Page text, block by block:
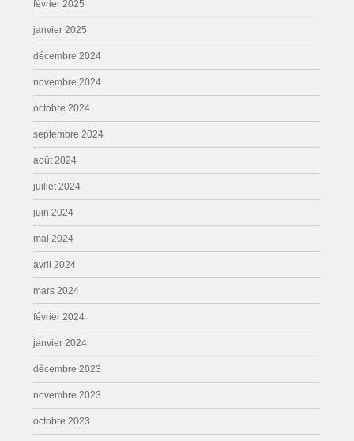
février 2025
janvier 2025
décembre 2024
novembre 2024
octobre 2024
septembre 2024
août 2024
juillet 2024
juin 2024
mai 2024
avril 2024
mars 2024
février 2024
janvier 2024
décembre 2023
novembre 2023
octobre 2023